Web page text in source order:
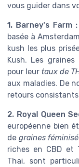
vous guider dans
1. Barney's Farm :
basée à
kush les plus
Kush. Les
pour leur taux de
aux maladies. De
retours
2. Royal Queen
européenne bien
de graines
riches en CBD et
Thai, sont